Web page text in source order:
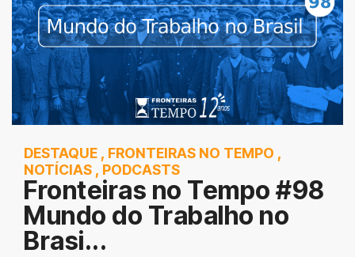
DESTAQUE , FRONTEIRAS NO TEMPO ,
NOTÍCIAS , PODCASTS
Fronteiras no Tempo #98
Mundo do Trabalho no
Brasi...